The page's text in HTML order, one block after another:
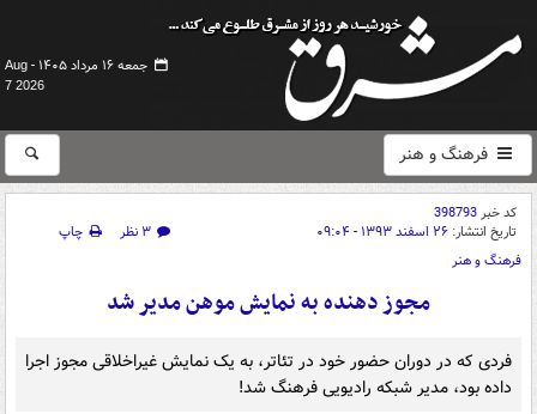
جمعه ۱۶ مرداد ۱۴۰۵ -
Aug
7 2026
فرهنگ و هنر
کد خبر398793
تاریخ انتشار: ۲۶ اسفند ۱۳۹۳ - ۰۹:۰۴ ۳ نظر
چاپ
فرهنگ و هنر
مجوز دهنده به نمايش موهن مدير شد
فردی که در دوران حضور خود در تئاتر، به یک نمایش غیراخلاقی مجوز اجرا
داده بود، مدیر شبکه رادیویی فرهنگ شد!